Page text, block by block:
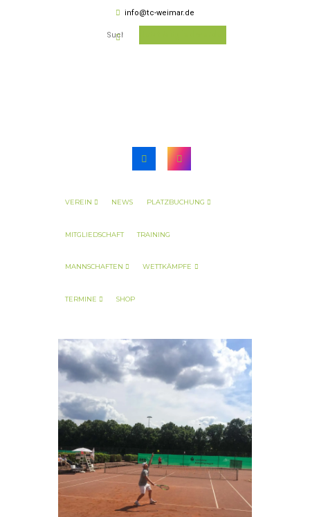
info@tc-weimar.de
VEREIN NEWS PLATZBUCHUNG
MITGLIEDSCHAFT TRAINING
MANNSCHAFTEN WETTKÄMPFE
TERMINE SHOP